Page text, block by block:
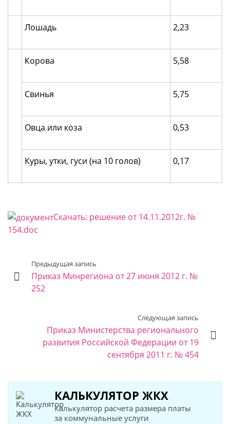
Лошадь 2,23
Корова 5,58
Свинья 5,75
Овца или коза 0,53
Куры, утки, гуси (на 10 голов) 0,17
Скачать: решение от 14.11.2012г. №
154.doc
Предыдущая запись
Приказ Минрегиона от 27 июня 2012 г. №
252
Следующая запись
Приказ Министерства регионального
развития Российской Федерации от 19
сентября 2011 г. № 454
КАЛЬКУЛЯТОР ЖКХ
Калькулятор расчета размера платы
за коммунальные услуги